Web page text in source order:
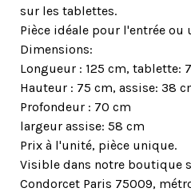
sur les tablettes.
Pièce idéale pour l'entrée ou
Dimensions:
Longueur : 125 cm, tablette:
Hauteur : 75 cm, assise: 38
Profondeur : 70 cm
largeur assise: 58 cm
Prix à l'unité, pièce unique.
Visible dans notre boutique
Condorcet Paris 75009,